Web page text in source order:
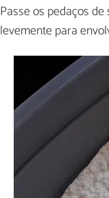
Passe os pedaços
levemente para